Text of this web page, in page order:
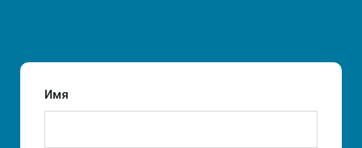
Имя